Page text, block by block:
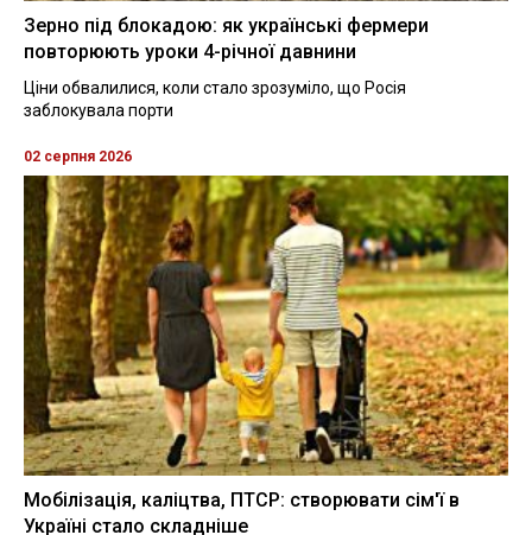
Зерно під блокадою: як українські фермери
повторюють уроки 4-річної давнини
Ціни обвалилися, коли стало зрозуміло, що Росія
заблокувала порти
02 серпня 2026
Мобілізація, каліцтва, ПТСР: створювати сім'ї в
Україні стало складніше